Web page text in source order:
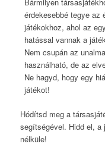
érdekesebbé tegye az
játékokhoz, ahol az
hatással vannak a
Nem csupán az
használható, de az
Ne hagyd, hogy egy
játékot!
Hódítsd meg a
segítségével. Hidd el, a
nélküle!